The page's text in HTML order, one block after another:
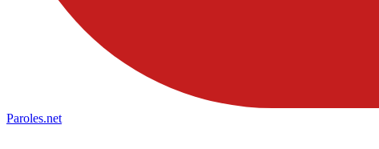
Paroles.net